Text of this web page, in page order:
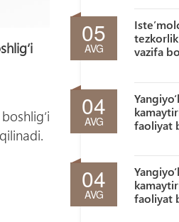
05
AVG
vazifa
04
AVG
faoliyat
04
AVG
faoliyat